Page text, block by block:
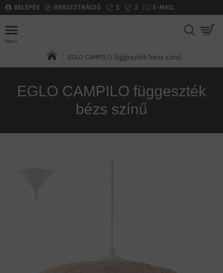
BELÉPÉS REGISZTRÁCIÓ 1 2 E-MAIL
EGLO CAMPILO függeszték bézs színű
EGLO CAMPILO függeszték
bézs színű